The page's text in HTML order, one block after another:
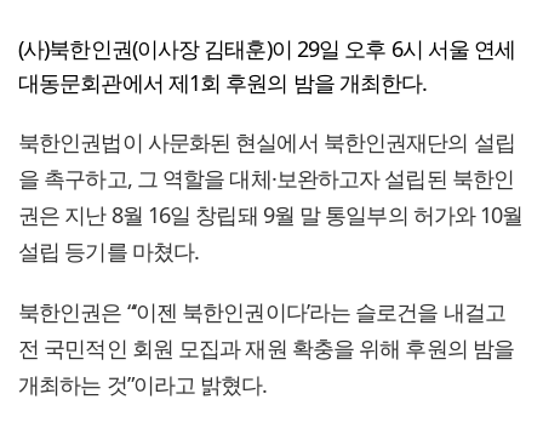
(사)북한인권(이사장 김태훈)이 29일 오후 6시 서울 연세
대동문회관에서 제1회 후원의 밤을 개최한다.
북한인권법이 사문화된 현실에서 북한인권재단의 설립
을 촉구하고, 그 역할을 대체·보완하고자 설립된 북한인
권은 지난 8월 16일 창립돼 9월 말 통일부의 허가와 10월
설립 등기를 마쳤다.
북한인권은 “‘이젠 북한인권이다’라는 슬로건을 내걸고
전 국민적인 회원 모집과 재원 확충을 위해 후원의 밤을
개최하는 것”이라고 밝혔다.